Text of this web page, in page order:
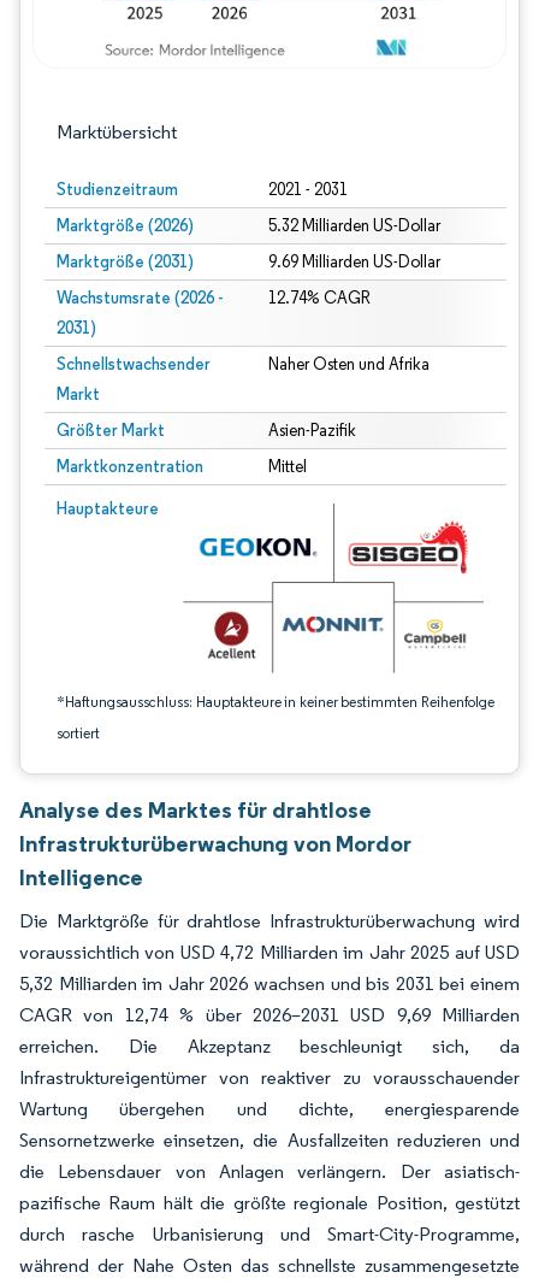
Marktübersicht
Studienzeitraum 2021 - 2031
Marktgröße (2026) 5.32 Milliarden US-Dollar
Marktgröße (2031) 9.69 Milliarden US-Dollar
Wachstumsrate (2026 -
2031)
12.74% CAGR
Schnellstwachsender
Markt
Naher Osten und Afrika
Größter Markt Asien-Pazifik
Marktkonzentration Mittel
Hauptakteure
*Haftungsausschluss: Hauptakteure in keiner bestimmten Reihenfolge
sortiert
Bild © Mordor Intelligence. Wiederverwendung erfordert Namensnennung
Analyse des Marktes für drahtlose
Infrastrukturüberwachung von Mordor
Intelligence
Die Marktgröße für drahtlose Infrastrukturüberwachung wird
voraussichtlich von USD 4,72 Milliarden im Jahr 2025 auf USD
5,32 Milliarden im Jahr 2026 wachsen und bis 2031 bei einem
CAGR von 12,74 % über 2026–2031 USD 9,69 Milliarden
erreichen. Die Akzeptanz beschleunigt sich, da
Infrastruktureigentümer von reaktiver zu vorausschauender
Wartung übergehen und dichte, energiesparende
Sensornetzwerke einsetzen, die Ausfallzeiten reduzieren und
die Lebensdauer von Anlagen verlängern. Der asiatisch-
pazifische Raum hält die größte regionale Position, gestützt
durch rasche Urbanisierung und Smart-City-Programme,
während der Nahe Osten das schnellste zusammengesetzte